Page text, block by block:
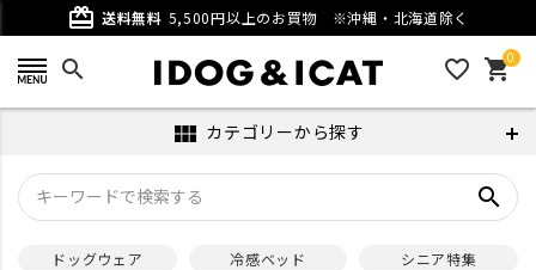
card_giftcard 送料無料 5,500円以上のお買物 ※沖縄・北海道除く
search favorite_outline 0
shopping_cart
view_module カテゴリーから探す
search
ドッグウェア 冷感ベッド
シニア特集